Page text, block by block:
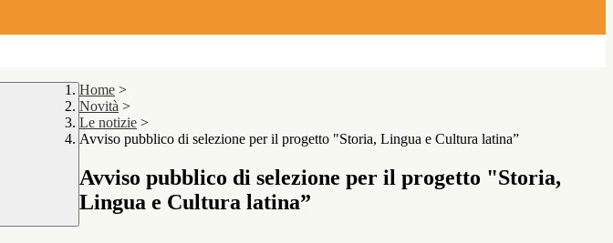
Home >
Novità >
Le notizie >
Avviso pubblico di selezione per il progetto "Storia, Lingua e Cultura latina”
Avviso pubblico di selezione per il progetto "Storia,
Lingua e Cultura latina”